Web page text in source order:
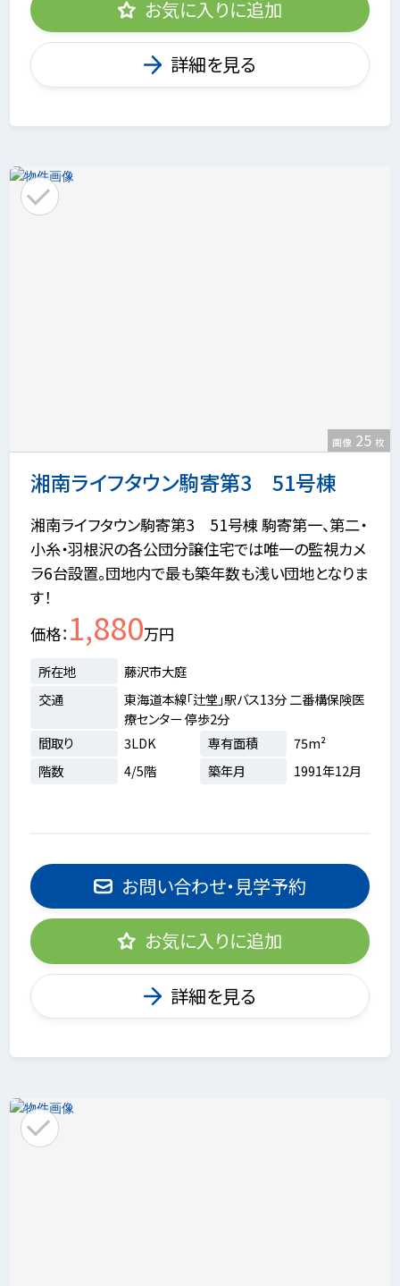
お気に入りに追加
詳細を見る
湘南ライフタウン駒寄第3 51号棟
画像 25 枚
湘南ライフタウン駒寄第3 51号棟 駒寄第一、第二・
小糸・羽根沢の各公団分譲住宅では唯一の監視カメ
ラ6台設置。団地内で最も築年数も浅い団地となりま
す！
価格 1,880万円
所在地
藤沢市大庭
交通
東海道本線「辻堂」駅バス13分 二番構保険医
療センター 停歩2分
間取り
3LDK 専有面積
75m²
階数
4/5階 築年月 1991年12月
お問い合わせ・見学予約
お気に入りに追加
詳細を見る